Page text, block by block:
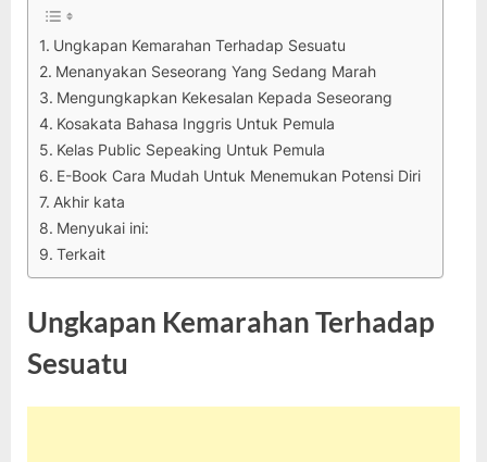
Ungkapan Kemarahan Terhadap Sesuatu
Menanyakan Seseorang Yang Sedang Marah
Mengungkapkan Kekesalan Kepada Seseorang
Kosakata Bahasa Inggris Untuk Pemula
Kelas Public Sepeaking Untuk Pemula
E-Book Cara Mudah Untuk Menemukan Potensi Diri
Akhir kata
Menyukai ini:
Terkait
Ungkapan Kemarahan Terhadap
Sesuatu